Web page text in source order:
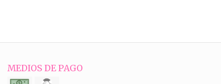
MEDIOS DE PAGO